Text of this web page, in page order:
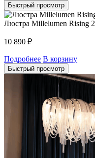
Быстрый просмотр
Люстра Millelumen Rising 2
10 890 ₽
Подробнее В корзину
Быстрый просмотр